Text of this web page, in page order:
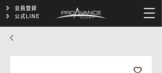
会員登録
公式LINE